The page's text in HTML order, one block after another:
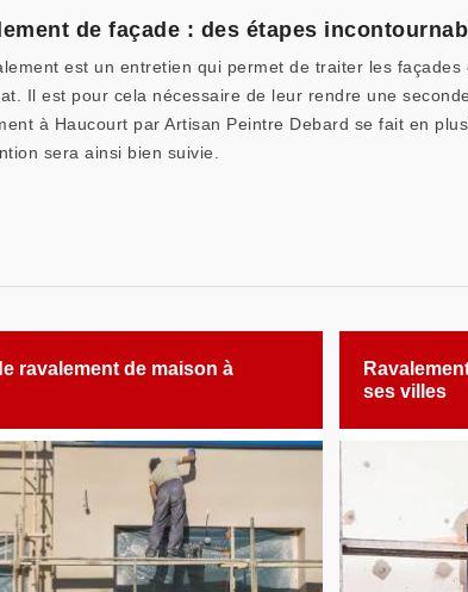
de façade : des étapes
est un entretien qui permet de traiter les
Il est pour cela nécessaire de leur rendre une
à Haucourt par Artisan Peintre Debard se fait en
sera ainsi bien suivie.
ravalement de maison à
ses villes